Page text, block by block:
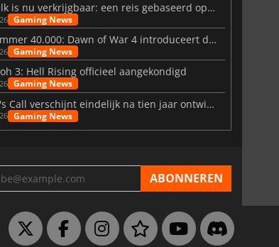
Big Walk is nu verkrijgbaar: een reis gebaseerd op vriendschap
Gaming News
Warhammer 40.000: Dawn of War 4 introduceert de Necron-factie
Gaming News
3: Hell Rising officieel aangekondigd
Gaming News
Vahrin's Call verschijnt eindelijk na tien jaar ontwikkeling
Gaming News